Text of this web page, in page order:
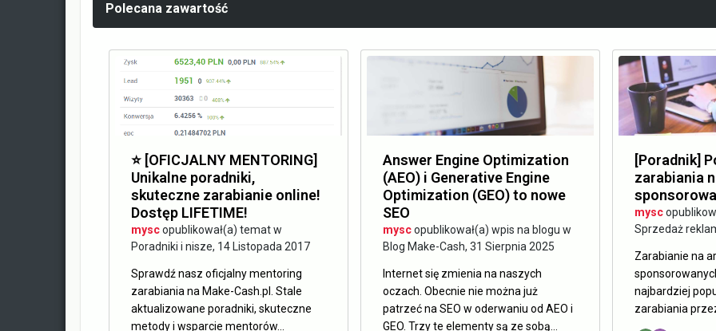
Polecana zawartość
⭐️ [OFICJALNY MENTORING]
Unikalne poradniki,
skuteczne zarabianie online!
Dostęp LIFETIME!
myscopublikował(a) temat w
Poradniki i nisze, 14 Listopada 2017
Sprawdź nasz oficjalny mentoring
zarabiania na Make-Cash.pl. Stale
aktualizowane poradniki, skuteczne
metody i wsparcie mentorów...
Answer Engine Optimization
(AEO) i Generative Engine
Optimization (GEO) to nowe
SEO
myscopublikował(a) wpis na blogu w
Blog Make-Cash,31 Sierpnia 2025
Internet się zmienia na naszych
oczach. Obecnie nie można już
patrzeć na SEO w oderwaniu od AEO i
GEO. Trzy te elementy są ze sobą...
[Poradnik]
zarabiania
mysc
Sprzedaż
Zarabianie na
najbardziej
zarabiania